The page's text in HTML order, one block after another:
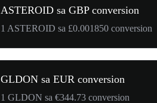
ASTEROID sa GBP conversion
1 ASTEROID sa £0.001850 conversion
GLDON sa EUR conversion
1 GLDON sa €344.73 conversion